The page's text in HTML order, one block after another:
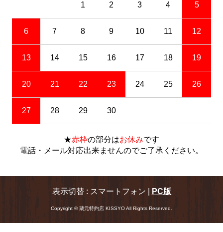
1 2 3 4 5
6 7 8 9 10 11 12
13 14 15 16 17 18 19
20 21 22 23 24 25 26
27 28 29 30
★赤枠の部分はお休みです
電話・メール対応出来ませんのでご了承ください。
表示切替 : スマートフォン | PC版
Copyright © 蔵元特約店 KISSYO All Rights Reserved.